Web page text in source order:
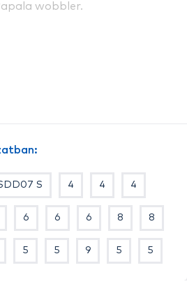
wobbler.
S 4 4 4
6 6 6 8 8
5 5 9 5 5